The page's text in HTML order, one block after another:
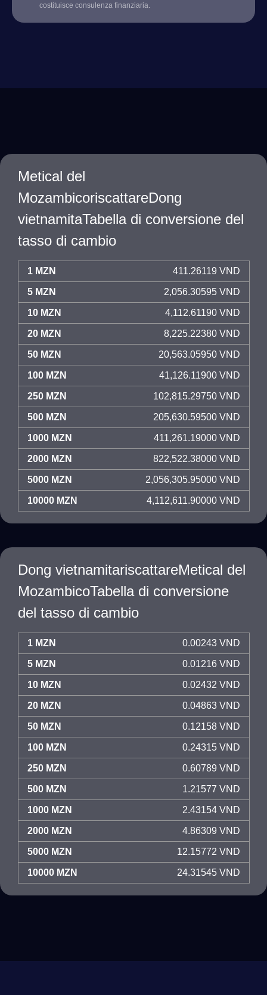
costituisce consulenza finanziaria.
Metical del
MozambicoriscattareDong
vietnamitaTabella di conversione del
tasso di cambio
1 MZN 411.26119 VND
5 MZN 2,056.30595 VND
10 MZN 4,112.61190 VND
20 MZN 8,225.22380 VND
50 MZN 20,563.05950 VND
100 MZN 41,126.11900 VND
250 MZN 102,815.29750 VND
500 MZN 205,630.59500 VND
1000 MZN 411,261.19000 VND
2000 MZN 822,522.38000 VND
5000 MZN 2,056,305.95000 VND
10000 MZN 4,112,611.90000 VND
Dong vietnamitariscattareMetical del
MozambicoTabella di conversione
del tasso di cambio
1 MZN 0.00243 VND
5 MZN 0.01216 VND
10 MZN 0.02432 VND
20 MZN 0.04863 VND
50 MZN 0.12158 VND
100 MZN 0.24315 VND
250 MZN 0.60789 VND
500 MZN 1.21577 VND
1000 MZN 2.43154 VND
2000 MZN 4.86309 VND
5000 MZN 12.15772 VND
10000 MZN 24.31545 VND